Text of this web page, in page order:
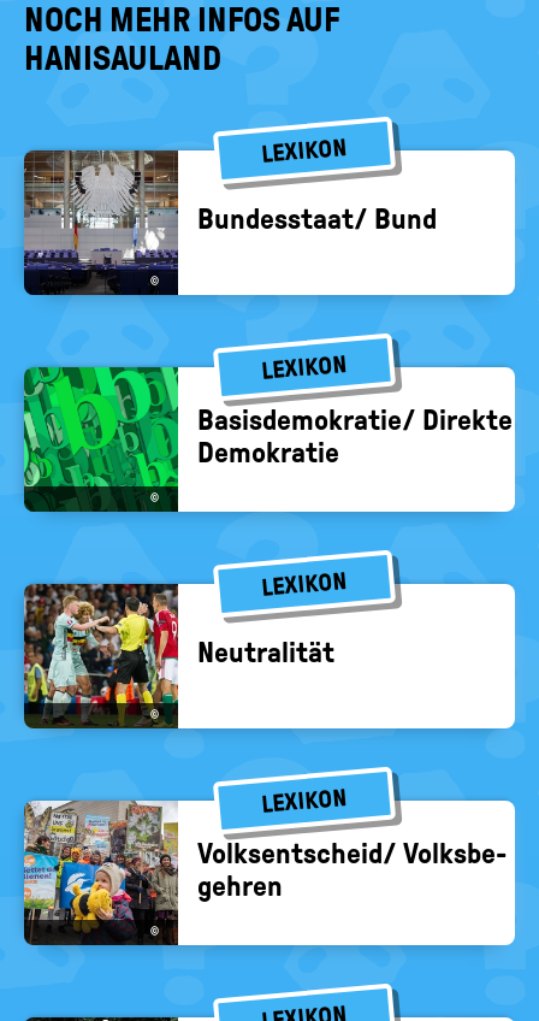
NOCH MEHR INFOS AUF
HANISAULAND
LEXIKON
©
Bun­des­staat/ Bund
LEXIKON
©
Ba­sis­de­mo­kra­tie/ Di­rek­te
De­mo­kra­tie
LEXIKON
©
Neu­tra­li­tät
LEXIKON
©
Volks­ent­scheid/ Volks­be­
geh­ren